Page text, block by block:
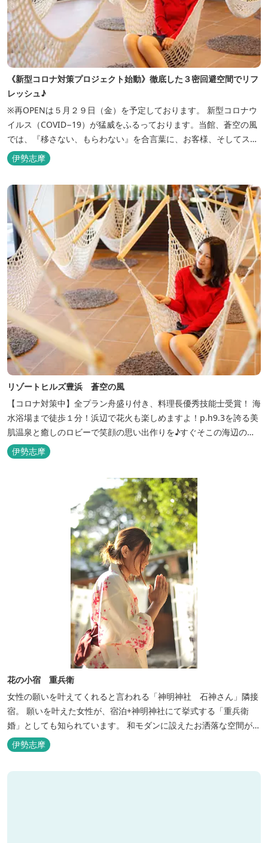
《新型コロナ対策プロジェクト始動》徹底した３密回避空間でリフ
レッシュ♪
※再OPENは５月２９日（金）を予定しております。 新型コロナウ
イルス（COVID−19）が猛威をふるっております。当館、蒼空の風
では、『移さない、もらわない』を合言葉に、お客様、そしてスタ
ッフの感染リスクを最小限に抑えるために、館内設備、オペレーシ
ョンを見直し、徹底した管理を行います。 ※「３密・感染対策の見
【密閉...
伊勢志摩
リゾートヒルズ豊浜 蒼空の風
【コロナ対策中】全プラン舟盛り付き、料理長優秀技能士受賞！ 海
水浴場まで徒歩１分！浜辺で花火も楽しめますよ！p.h9.3を誇る美
肌温泉と癒しのロビーで笑顔の思い出作りを♪すぐそこの海辺の高
台に建つ温泉宿
伊勢志摩
花の小宿 重兵衛
女性の願いを叶えてくれると言われる「神明神社 石神さん」隣接
宿。 願いを叶えた女性が、宿泊+神明神社にて挙式する「重兵衛
婚」としても知られています。 和モダンに設えたお洒落な空間が女
性に人気。
伊勢志摩